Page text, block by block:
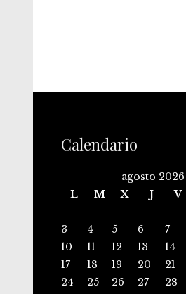
Calendario
agosto 2026
L
M X J V
3
4 5 6 7
10
11 12 13 14
17
18 19 20 21
24
25 26 27 28